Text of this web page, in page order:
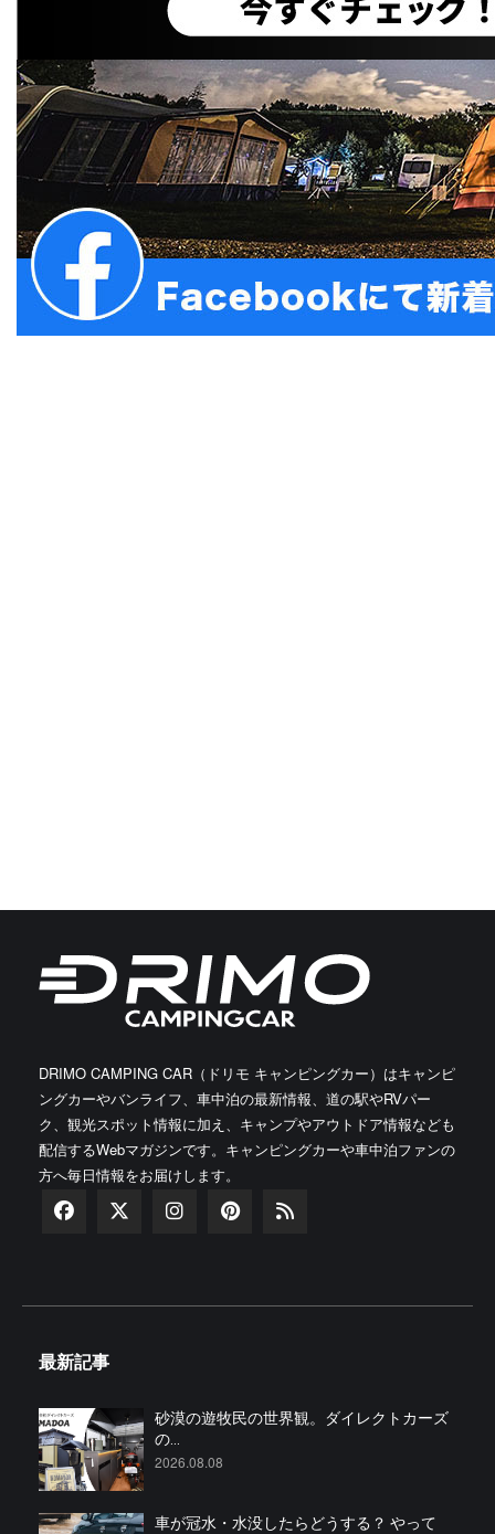
DRIMO CAMPING CAR（ドリモ キャンピングカー）はキャンピ
ングカーやバンライフ、車中泊の最新情報、道の駅やRVパー
ク、観光スポット情報に加え、キャンプやアウトドア情報なども
配信するWebマガジンです。キャンピングカーや車中泊ファンの
方へ毎日情報をお届けします。
最新記事
砂漠の遊牧民の世界観。ダイレクトカーズ
の...
2026.08.08
車が冠水・水没したらどうする？ やって